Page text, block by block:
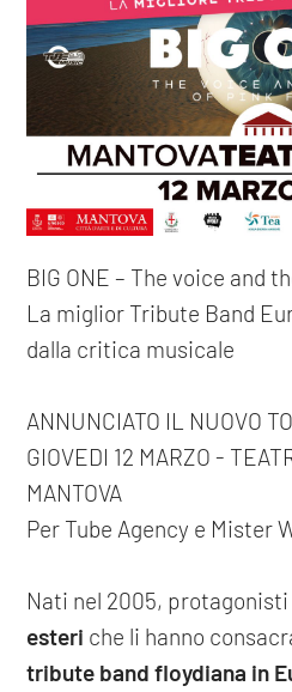
BIG ONE – The voice and
La miglior Tribute Band
dalla critica musicale
ANNUNCIATO IL NUOVO
GIOVEDI 12 MARZO -
MANTOVA
Per Tube Agency e Mister
Nati nel 2005,
esteri che li hanno
tribute band floydiana in